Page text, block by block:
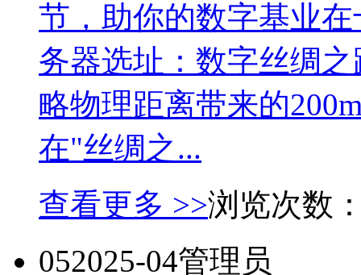
节，助你的数字基业
务器选址：数字丝绸
略物理距离带来的
在"丝绸之...
查看更多 >>浏览次数
052025-04管理员